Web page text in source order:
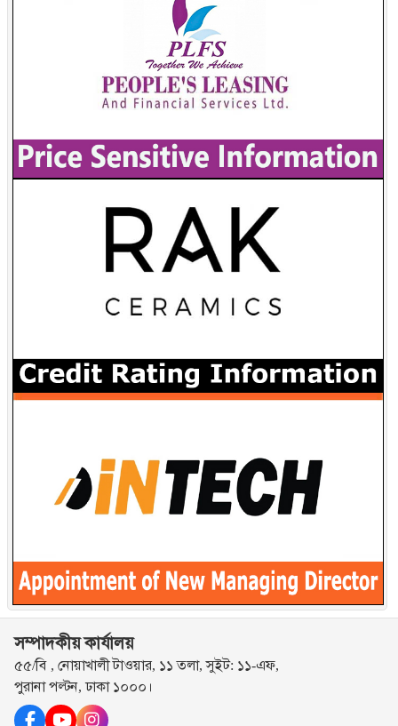
সম্পাদকীয় কার্যালয়
৫৫/বি , নোয়াখালী টাওয়ার, ১১ তলা, সুইট: ১১-এফ,
পুরানা পল্টন, ঢাকা ১০০০।